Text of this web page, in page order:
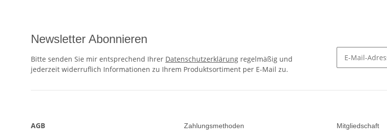
Newsletter Abonnieren
Bitte senden Sie mir entsprechend Ihrer Datenschutzerklärung regelmäßig und
jederzeit widerruflich Informationen zu Ihrem Produktsortiment per E-Mail zu.
AGB Zahlungsmethoden Mitgliedschaft